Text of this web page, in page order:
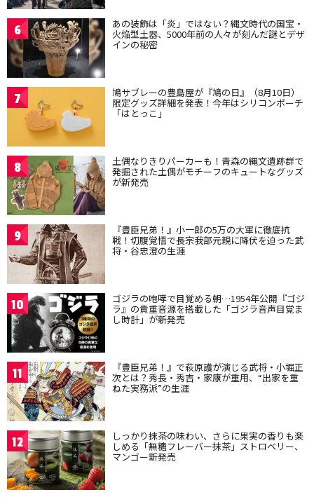
6 あの装飾は「炎」ではない？縄文時代の国宝・
火焔型土器、5000年前の人々が刻んだ謎とデザ
インの秘密
7 鳩サブレーの豊島屋が『鳩の日』（8月10日）
限定グッズ詳細を発表！今年はシリコンポーチ
「はとっこ」
8 土偶なりきりパーカーも！青森の縄文遺跡群で
発掘された土偶がモチーフのキュートなグッズ
が新発売
9 『豊臣兄弟！』小一郎の5万の大軍に徹底抗
戦！切腹覚悟で長宗我部元親に降伏を迫った武
将・谷忠澄の生涯
10 ゴジラの咆哮で目覚める朝…1954年公開『ゴジ
ラ』の貴重音源を搭載した「ゴジラ音声目覚ま
し時計」が新発売
11 『豊臣兄弟！』で萩原護が演じる武将・小堀正
次とは？秀長・秀吉・家康が重用、“出家を重
ねた実務派”の生涯
12 しっかり抹茶の味わい、さらに果実の香りも楽
しめる「無糖フレーバー抹茶」ストロベリー、
マンゴー新発売